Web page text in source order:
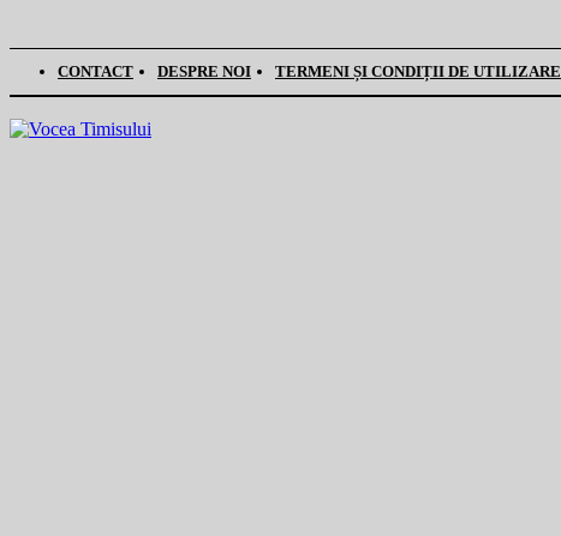
CONTACT DESPRE NOI TERMENI ȘI CONDIȚII DE UTILIZARE